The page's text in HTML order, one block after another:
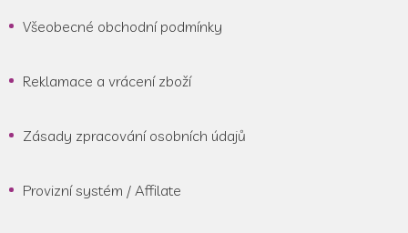
Všeobecné obchodní podmínky
Reklamace a vrácení zboží
Zásady zpracování osobních údajů
Provizní systém / Affilate